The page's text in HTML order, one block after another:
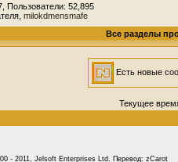
Пользователи: 52,895
milokdmensmafe
Все разделы
Есть новые
Текущее
- 2011, Jelsoft Enterprises Ltd. Перевод: zCarot